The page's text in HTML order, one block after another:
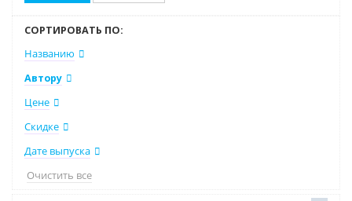
СОРТИРОВАТЬ ПО:
Названию
Автору
Цене
Скидке
Дате выпуска
Очистить все